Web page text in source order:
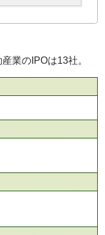
業のIPOは13社。